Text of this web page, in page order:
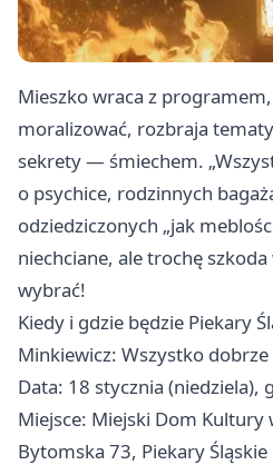
Mieszko wraca z
moralizować, rozbraja
sekrety — śmiechem.
o psychice, rodzinnych
odziedziczonych „jak
niechciane, ale trochę
wybrać!
Kiedy i gdzie będzie Piekary
Minkiewicz: Wszystko dobrze
Data: 18 stycznia (niedziela),
Miejsce: Miejski Dom Kultury
Bytomska 73, Piekary Śląskie